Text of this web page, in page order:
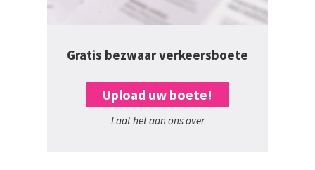
Gratis bezwaar verkeersboete
Upload uw boete!
Laat het aan ons over